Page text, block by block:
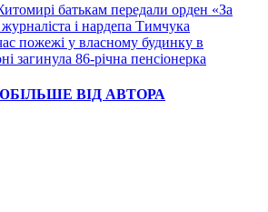
батькам передали орден «За
і нардепа Тимчука
пожежі у власному будинку в
загинула 86-річна пенсіонерка
БІЛЬШЕ ВІД АВТОРА